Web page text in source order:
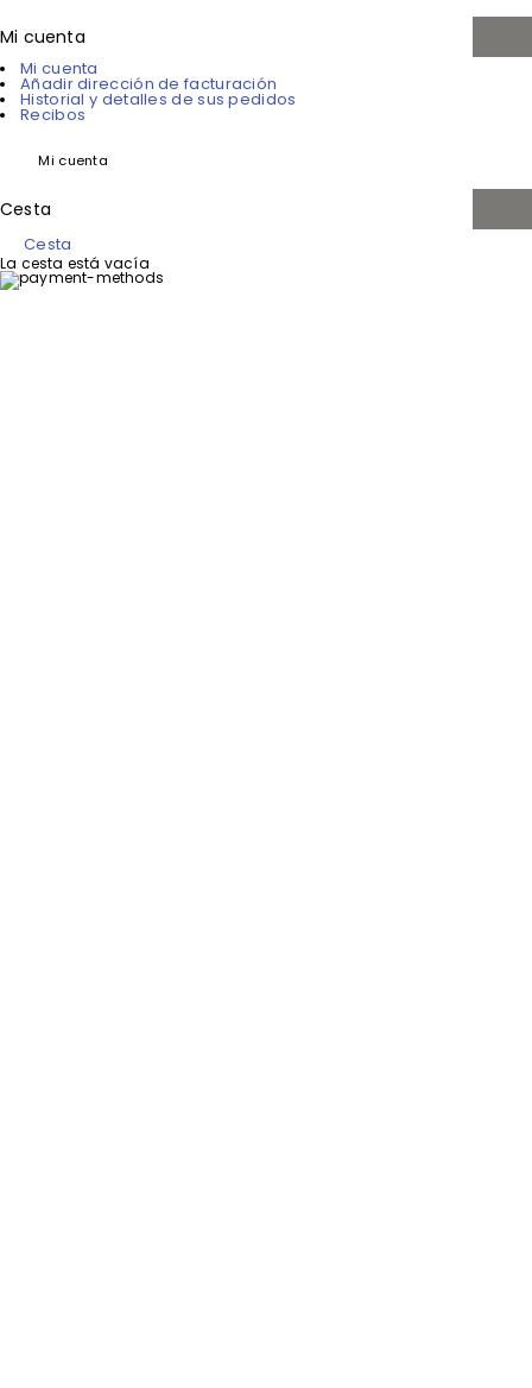
Mi cuenta
Mi cuenta
Añadir dirección de facturación
Historial y detalles de sus pedidos
Recibos
Mi cuenta
Cesta
Cesta
La cesta está vacía